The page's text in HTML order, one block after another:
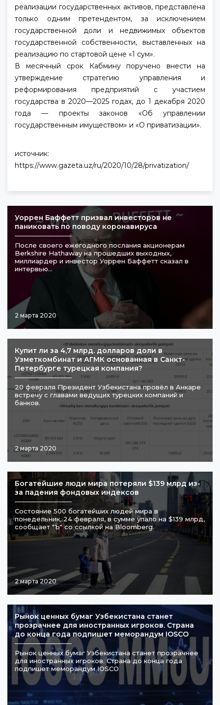
реализации государственных активов, представлена
только одним претендентом, за исключением
государственной доли и недвижимых объектов
государственной собственности, выставленных на
реализацию по стартовой цене «1 сум».
В месячный срок Кабмину поручено внести на
утверждение стратегию управления и
реформирования предприятий с участием
государства в 2020—2025 годах, до 1 декабря 2020
года — проекты законов «Об управлении
государственным имуществом» и «О приватизации».
источник:
https://www.gazeta.uz/ru/2020/10/28/privatization/
Уоррен Баффетт призвал инвесторов не
паниковать по поводу коронавируса
После своего ежегодного послания акционерам
Berkshire Hathaway на прошедших выходных,
миллиардер и инвестор Уоррен Баффетт сказал в
интервью...
2 марта 2020
​Купит ли за 4,7 млрд. долларов доли в
Узметкомбинат и АГМК основанная в Санкт-
Петербурге турецкая компания?
20 февраля Президент Узбекистана провёл в Анкаре
встречу с главами ведущих турецких компаний и
банков.
2 марта 2020
Богатейшие люди мира потеряли $139 млрд из-
за падения фондовых индексов
Состояние 500 богатейших людей мира в
понедельник, 24 февраля, в сумме упало на $139 млрд,
сообщает "Ъ" со ссылкой на Bloomberg.
2 марта 2020
Рынок ценных бумаг Узбекистана станет
прозрачнее для иностранных игроков. Страна
до конца года подпишет меморандум IOSCO
Рынок ценных бумаг Узбекистана станет прозрачнее
для иностранных игроков. Страна до конца года
подпишет меморандум IOSCO